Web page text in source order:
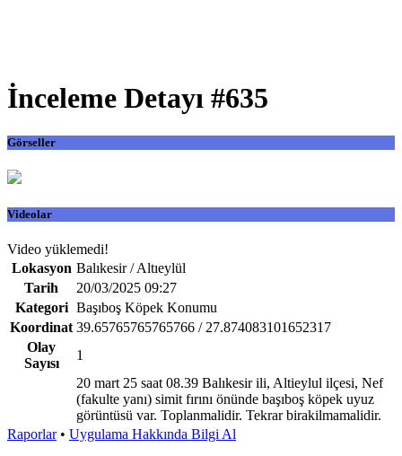
İnceleme Detayı #635
Görseller
Videolar
Video yüklemedi!
Lokasyon Balıkesir / Altıeylül
Tarih
20/03/2025 09:27
Kategori Başıboş Köpek Konumu
Koordinat 39.65765765765766 / 27.874083101652317
Olay
Sayısı
1
20 mart 25 saat 08.39 Balıkesir ili, Altieylul ilçesi, Nef
(fakulte yanı) simit fırını önünde başıboş köpek uyuz
görüntüsü var. Toplanmalidir. Tekrar birakilmamalidir.
Raporlar • Uygulama Hakkında Bilgi Al